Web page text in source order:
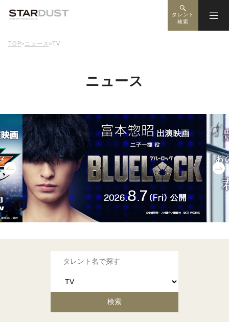
タレント
検索
TOP> ニュース>TV
ニュース